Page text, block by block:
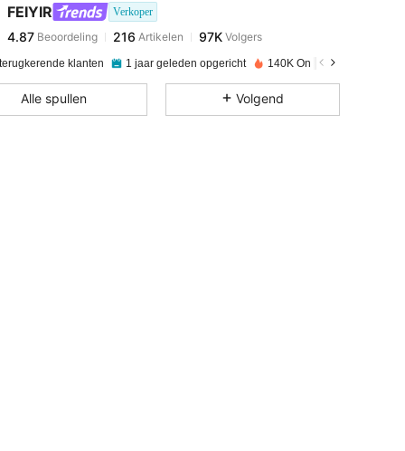
FEIYIR Verkoper
216Artikelen
i***kbetaalde1 dag geleden
4.87 216 97K
klanten 1 jaar geleden opgericht 140K Onlangs verkocht
Alle spullen Volgend